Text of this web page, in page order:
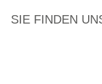
SIE FINDEN